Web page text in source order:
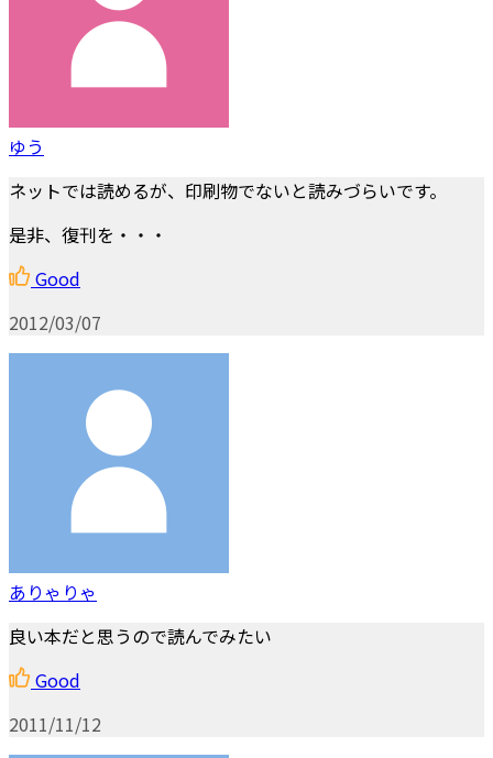
ゆう
ネットでは読めるが、印刷物でないと読みづらいです。
是非、復刊を・・・
Good
2012/03/07
ありゃりゃ
良い本だと思うので読んでみたい
Good
2011/11/12